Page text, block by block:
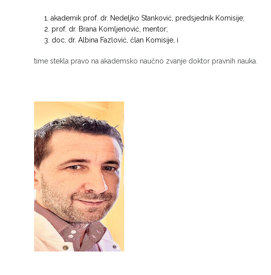
akademik prof. dr. Nedeljko Stanković, predsjednik Komisije;
prof. dr. Brana Komljenović, mentor;
doc. dr. Albina Fazlović, član Komisije, i
time stekla pravo na akademsko naučno zvanje doktor pravnih nauka.